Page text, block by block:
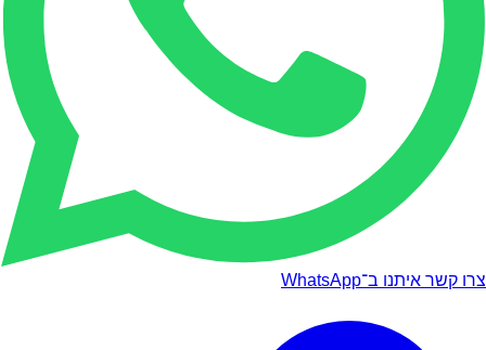
צרו קשר איתנו ב־WhatsApp